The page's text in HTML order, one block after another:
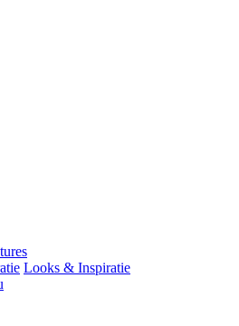
Looks & Inspiratie